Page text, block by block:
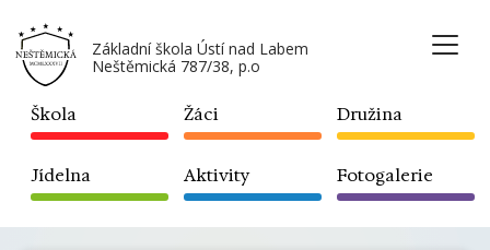
Základní škola Ústí nad Labem
Neštěmická 787/38, p.o
Škola Žáci Družina
Jídelna Aktivity Fotogalerie